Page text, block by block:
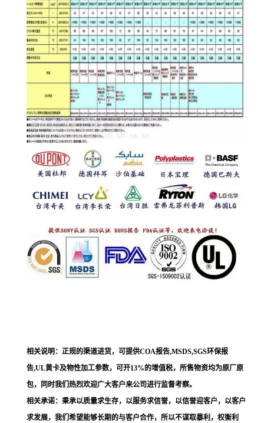
相关说明：正规的渠道进货，可提供COA报告,MSDS,SGS环保报
告,UL黄卡及物性加工参数，可开13%的增值税，所售物资均为原厂原
包，同时我们热烈欢迎广大客户来公司进行监督考察。
相关承诺：秉承以质量求生存，以服务求信誉，以信誉迎客户，以客户
求发展，我们希望能够长期的与客户合作，所以不谋取暴利，权衡利